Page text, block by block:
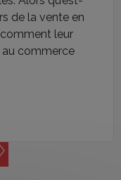
de la vente en
leur
commerce